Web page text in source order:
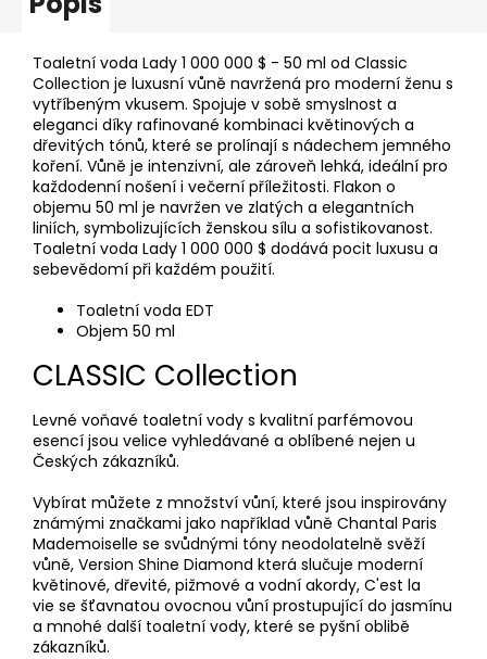
Toaletní voda Lady 1 000 000 $ - 50 ml od Classic
Collection je luxusní vůně navržená pro moderní ženu s
vytříbeným vkusem. Spojuje v sobě smyslnost a
eleganci díky rafinované kombinaci květinových a
dřevitých tónů, které se prolínají s nádechem jemného
koření. Vůně je intenzivní, ale zároveň lehká, ideální pro
každodenní nošení i večerní příležitosti. Flakon o
objemu 50 ml je navržen ve zlatých a elegantních
liniích, symbolizujících ženskou sílu a sofistikovanost.
Toaletní voda Lady 1 000 000 $ dodává pocit luxusu a
sebevědomí při každém použití.
Toaletní voda EDT
Objem 50 ml
CLASSIC Collection
Levné voňavé toaletní vody s kvalitní parfémovou
esencí jsou velice vyhledávané a oblíbené nejen u
Českých zákazníků.
Vybírat můžete z množství vůní, které jsou inspirovány
známými značkami jako například vůně Chantal Paris
Mademoiselle se svůdnými tóny neodolatelně svěží
vůně, Version Shine Diamond která slučuje moderní
květinové, dřevité, pižmové a vodní akordy, C'est la
vie se šťavnatou ovocnou vůní prostupující do jasmínu
a mnohé další toaletní vody, které se pyšní oblibě
zákazníků.